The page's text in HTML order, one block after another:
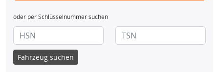
oder per Schlüsselnummer suchen
Fahrzeug suchen